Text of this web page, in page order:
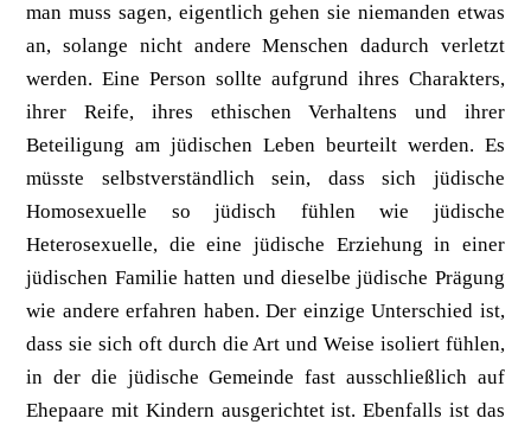
man muss sagen, eigentlich gehen sie niemanden etwas
an, solange nicht andere Menschen dadurch verletzt
werden. Eine Person sollte aufgrund ihres Charakters,
ihrer Reife, ihres ethischen Verhaltens und ihrer
Beteiligung am jüdischen Leben beurteilt werden. Es
müsste selbstverständlich sein, dass sich jüdische
Homosexuelle so jüdisch fühlen wie jüdische
Heterosexuelle, die eine jüdische Erziehung in einer
jüdischen Familie hatten und dieselbe jüdische Prägung
wie andere erfahren haben. Der einzige Unterschied ist,
dass sie sich oft durch die Art und Weise isoliert fühlen,
in der die jüdische Gemeinde fast ausschließlich auf
Ehepaare mit Kindern ausgerichtet ist. Ebenfalls ist das